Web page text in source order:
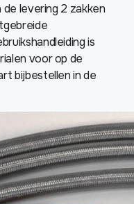
levering 2 zakken
is
voor op de
bijbestellen in de